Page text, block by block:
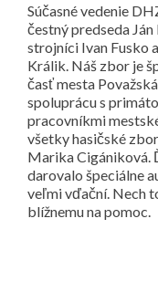
Súčasné vedenie
čestný predseda
strojníci Ivan Fusko
Králik. Náš zbor je
časť mesta
spoluprácu s
pracovníkmi
všetky hasičské
Marika Cigániková.
darovalo špeciálne
veľmi vďační. Nech
blížnemu na pomoc.